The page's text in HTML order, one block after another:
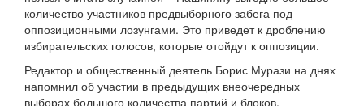
количество участников предвыборного забега под
оппозиционными лозунгами. Это приведет к дроблению
избирательских голосов, которые отойдут к оппозиции.
Редактор и общественный деятель Борис Мурази на днях
напомнил об участии в предыдущих внеочередных
выборах большого количества партий и блоков.